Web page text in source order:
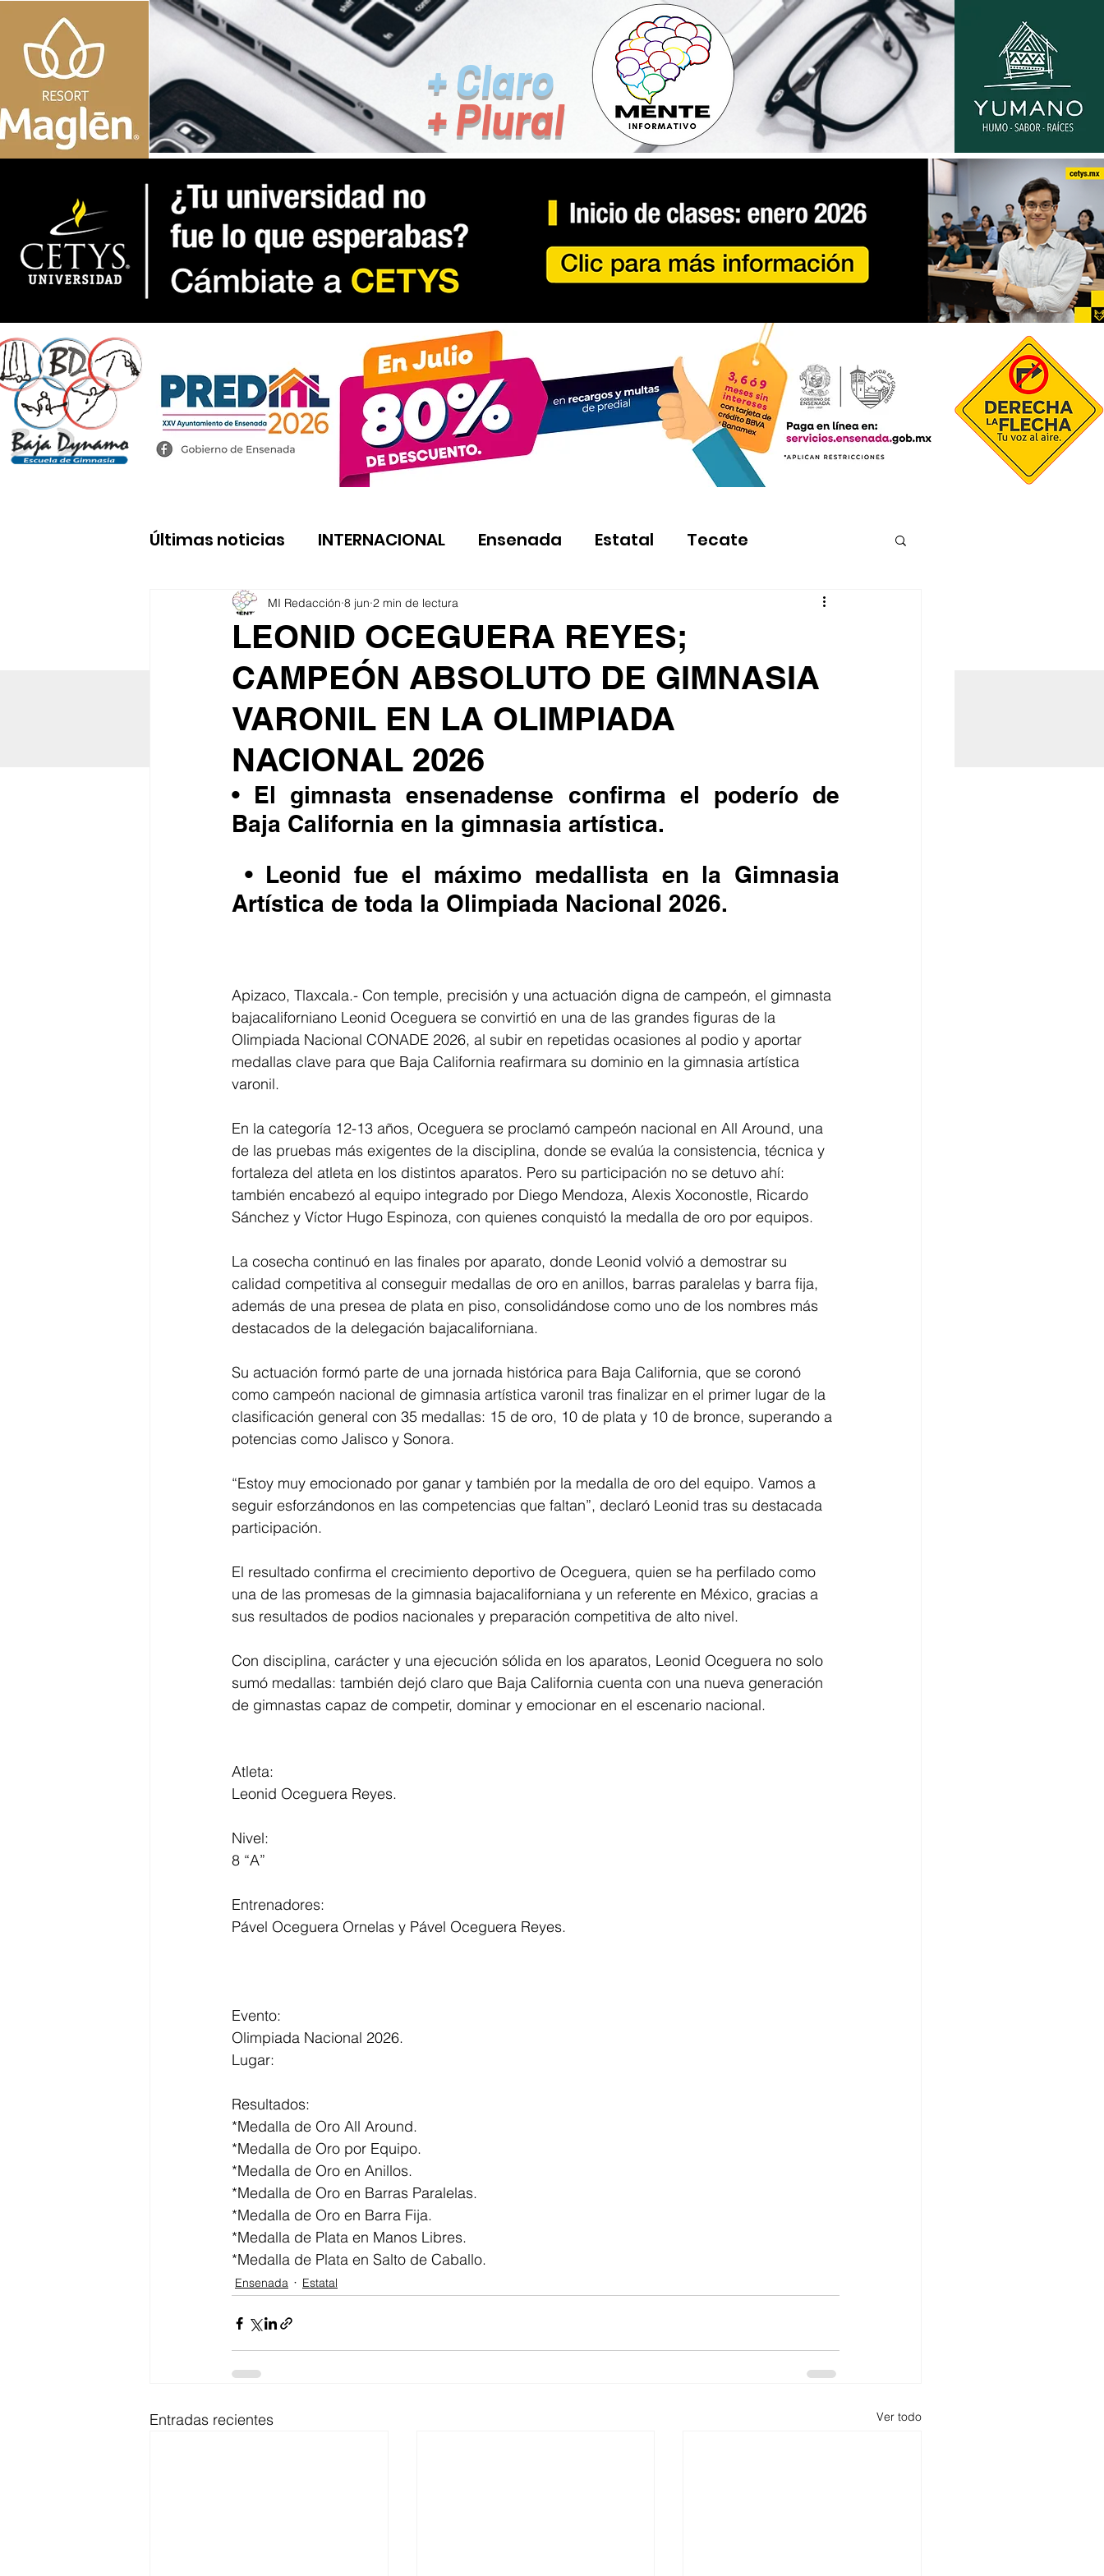
+ Claro
+ Plural
Últimas noticias INTERNACIONAL Ensenada Estatal Tecate
LEONID OCEGUERA REYES;
CAMPEÓN ABSOLUTO DE GIMNASIA
VARONIL EN LA OLIMPIADA
NACIONAL 2026
MI Redacción 8 jun 2 min de lectura
• El gimnasta ensenadense confirma el poderío de
Baja California en la gimnasia artística.
Artística de toda la Olimpiada Nacional 2026.
Apizaco, Tlaxcala.- Con temple, precisión y una actuación digna de campeón, el gimnasta
bajacaliforniano Leonid Oceguera se convirtió en una de las grandes figuras de la
Olimpiada Nacional CONADE 2026, al subir en repetidas ocasiones al podio y aportar
medallas clave para que Baja California reafirmara su dominio en la gimnasia artística
varonil.
En la categoría 12-13 años, Oceguera se proclamó campeón nacional en All Around, una
de las pruebas más exigentes de la disciplina, donde se evalúa la consistencia, técnica y
fortaleza del atleta en los distintos aparatos. Pero su participación no se detuvo ahí:
también encabezó al equipo integrado por Diego Mendoza, Alexis Xoconostle, Ricardo
Sánchez y Víctor Hugo Espinoza, con quienes conquistó la medalla de oro por equipos.
La cosecha continuó en las finales por aparato, donde Leonid volvió a demostrar su
calidad competitiva al conseguir medallas de oro en anillos, barras paralelas y barra fija,
además de una presea de plata en piso, consolidándose como uno de los nombres más
destacados de la delegación bajacaliforniana.
Su actuación formó parte de una jornada histórica para Baja California, que se coronó
como campeón nacional de gimnasia artística varonil tras finalizar en el primer lugar de la
clasificación general con 35 medallas: 15 de oro, 10 de plata y 10 de bronce, superando a
potencias como Jalisco y Sonora.
“Estoy muy emocionado por ganar y también por la medalla de oro del equipo. Vamos a
seguir esforzándonos en las competencias que faltan”, declaró Leonid tras su destacada
participación.
El resultado confirma el crecimiento deportivo de Oceguera, quien se ha perfilado como
una de las promesas de la gimnasia bajacaliforniana y un referente en México, gracias a
sus resultados de podios nacionales y preparación competitiva de alto nivel.
Con disciplina, carácter y una ejecución sólida en los aparatos, Leonid Oceguera no solo
sumó medallas: también dejó claro que Baja California cuenta con una nueva generación
de gimnastas capaz de competir, dominar y emocionar en el escenario nacional.
Atleta:
Leonid Oceguera Reyes.
Nivel:
8 “A”
Entrenadores:
Pável Oceguera Ornelas y Pável Oceguera Reyes.
Evento:
Olimpiada Nacional 2026.
Lugar:
Resultados:
*Medalla de Oro All Around.
*Medalla de Oro por Equipo.
*Medalla de Oro en Anillos.
*Medalla de Oro en Barras Paralelas.
*Medalla de Oro en Barra Fija.
*Medalla de Plata en Manos Libres.
*Medalla de Plata en Salto de Caballo.
Ensenada Estatal
Entradas recientes Ver todo